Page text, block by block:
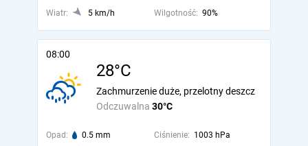
Wiatr: 5 km/h Wilgotność: 90%
08:00
28°C
Odczuwalna 30°C
Zachmurzenie duże, przelotny deszcz
Opad: 0.5 mm Ciśnienie: 1003 hPa